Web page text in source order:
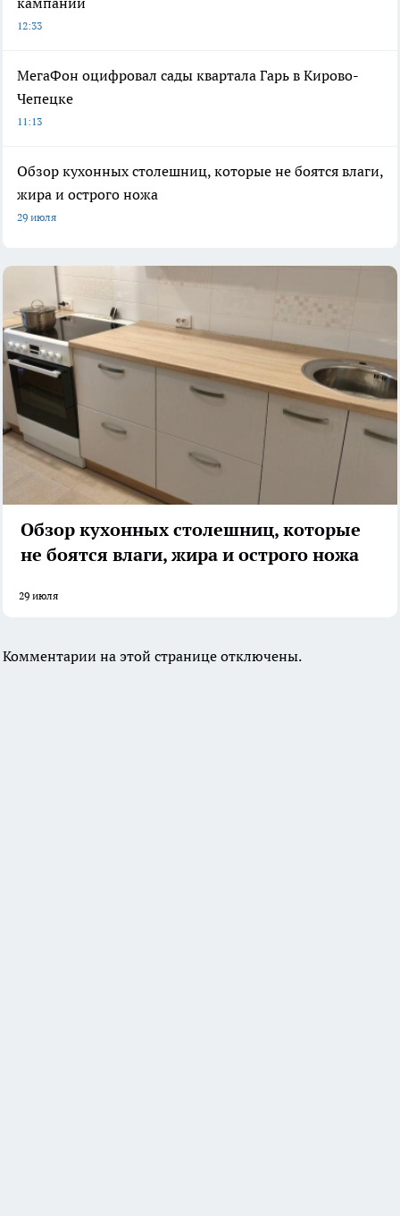
12:33
МегаФон оцифровал сады квартала Гарь в Кирово-
Чепецке
11:13
Обзор кухонных столешниц, которые не боятся влаги,
жира и острого ножа
29 июля
Обзор кухонных столешниц, которые
не боятся влаги, жира и острого ножа
29 июля
Комментарии на этой странице отключены.